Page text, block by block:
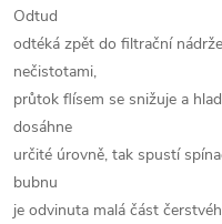
Odtud
odtéká zpět do filtrační
nečistotami,
průtok flísem se snižuje a
dosáhne
určité úrovně, tak spustí
bubnu
je odvinuta malá část